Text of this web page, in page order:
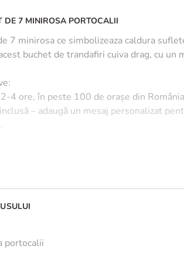
DE 7 MINIROSA PORTOCALII
7 minirosa ce simbolizeaza caldura
buchet de trandafiri cuiva drag, cu un
4 ore, în peste 100 de orașe din România
– adaugă un mesaj personalizat
cu flori naturale, proaspete, nuanta
de prezentare.
timp:
Umple vaza pana la jumatate.
zeama de lamaie si putin zahar.
florilor, e indicat sa faci acest lucru
ducand la moartea prematura a plantei.
portocalii